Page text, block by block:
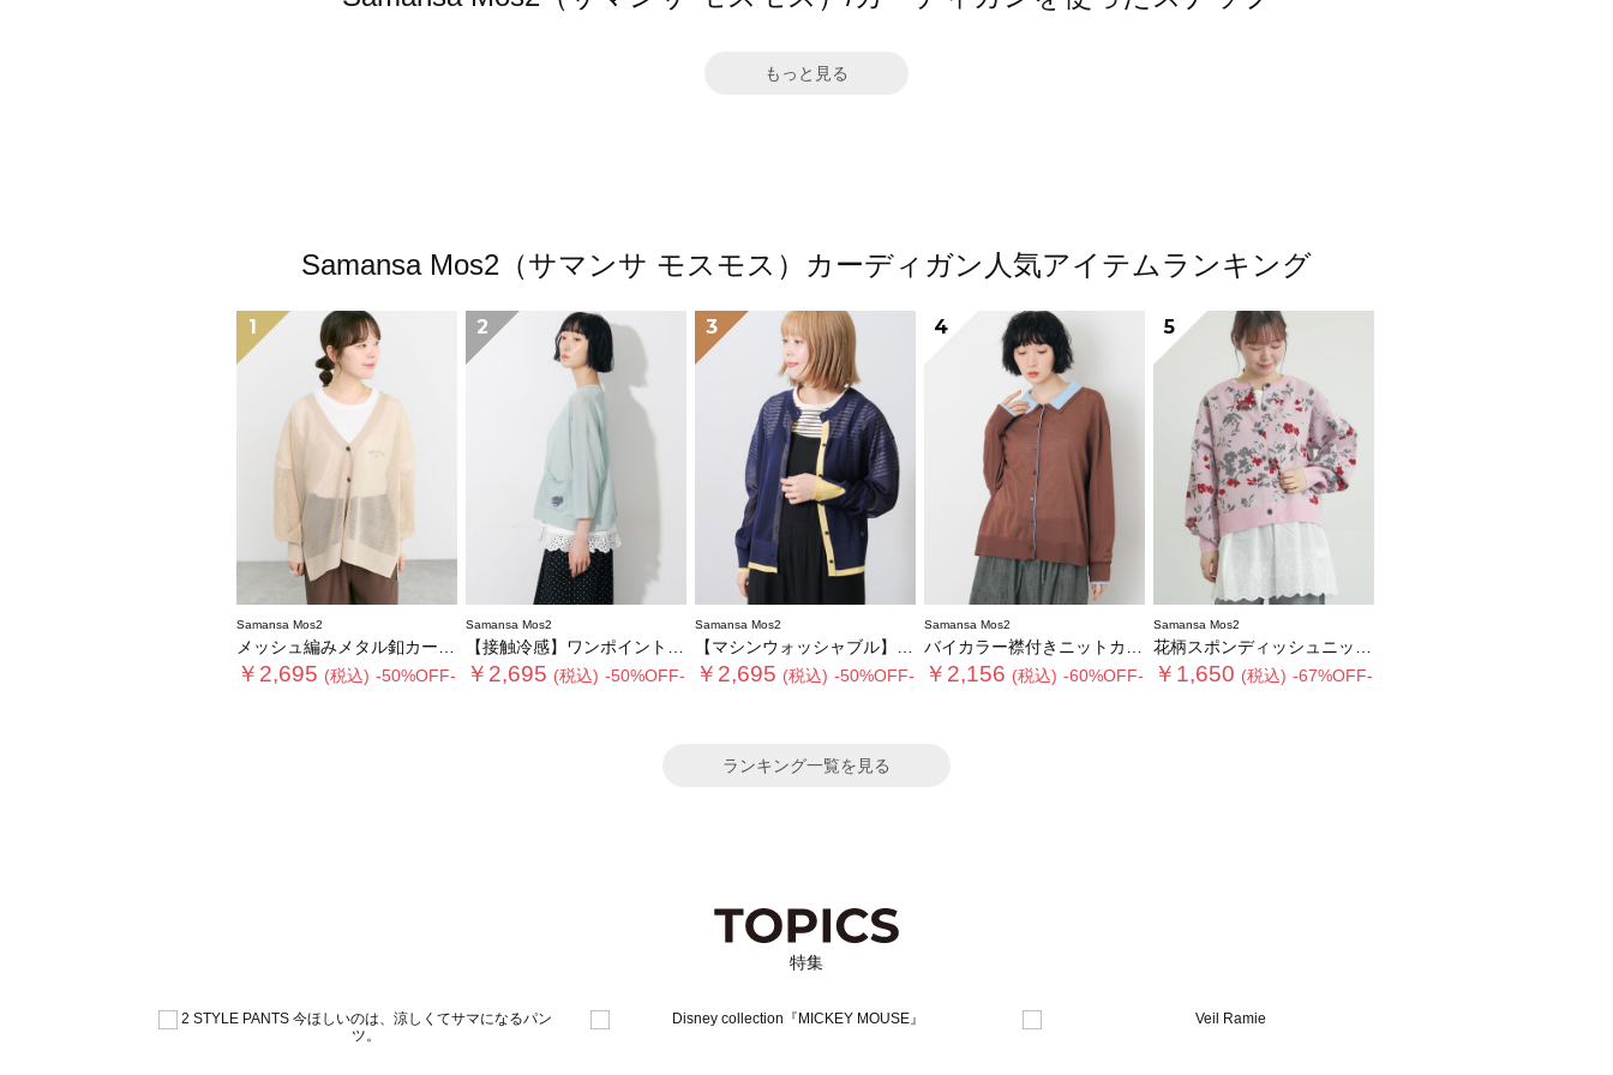
もっと見る
Samansa Mos2（サマンサ モスモス）カーディガン人気アイテムランキング
1
Samansa Mos2
メッシュ編みメタル釦カーディガン
￥2,695 (税込) -50%OFF-
2
Samansa Mos2
【接触冷感】ワンポイント刺繍カーディガン
￥2,695 (税込) -50%OFF-
3
Samansa Mos2
【マシンウォッシャブル】シアー配色カーディガン
￥2,695 (税込) -50%OFF-
4
Samansa Mos2
バイカラー襟付きニットカーディガン
￥2,156 (税込) -60%OFF-
5
Samansa Mos2
花柄スポンディッシュニットカーディガン
￥1,650 (税込) -67%OFF-
ランキング一覧を見る
特集